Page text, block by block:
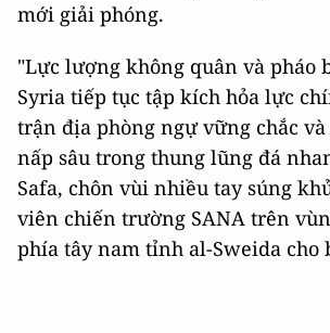
mới giải phóng.
"Lực lượng không quân và pháo
Syria tiếp tục tập kích hỏa lực
trận địa phòng ngự vững chắc
nấp sâu trong thung lũng đá
Safa, chôn vùi nhiều tay súng
viên chiến trường SANA trên
phía tây nam tỉnh al-Sweida cho